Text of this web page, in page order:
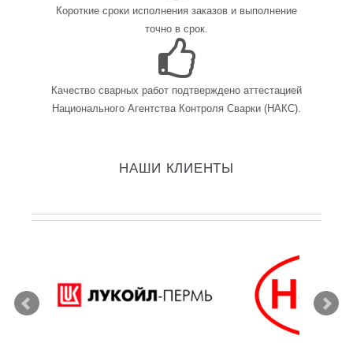
Короткие сроки исполнения заказов и выполнение
точно в срок.
Качество сварных работ подтверждено аттестацией
Национального Агентства Контроля Сварки (НАКС).
НАШИ КЛИЕНТЫ